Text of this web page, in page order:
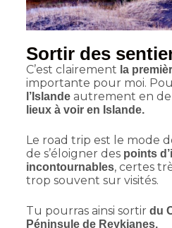
Sortir des
C’est clairement la
importante pour moi.
l’Islandeautrement en
lieux à voir en Islande.
Le road trip est le mode
de s’éloigner des points
incontournables, certes
trop souvent sur visités.
Tu pourras ainsi sortir du
Péninsule de Reykjanes.